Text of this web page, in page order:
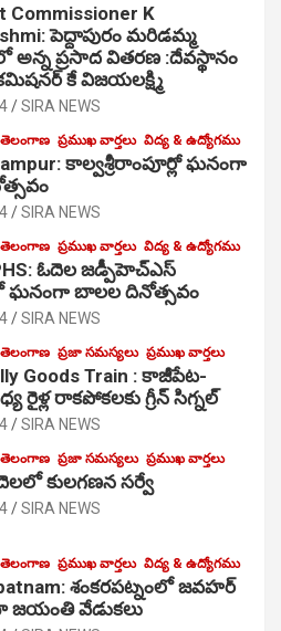
Commissioner K
పెద్దాపురం మరిడమ్మ
అన్న ప్రసాద వితరణ :దేవస్థానం
కే విజయలక్ష్మి
SIRA NEWS
తెలంగాణ ప్రముఖ వార్తలు విద్య & ఉద్యోగము
కాల్వశ్రీరాంపూర్లో ఘనంగా
SIRA NEWS
తెలంగాణ ప్రముఖ వార్తలు విద్య & ఉద్యోగము
ఓదెల జ‌డ్పీహెచ్ఎస్
బాలల దినోత్సవం
SIRA NEWS
తెలంగాణ ప్రజా సమస్యలు ప్రముఖ వార్తలు
Goods Train : కాజీపేట-
రైళ్ల రాకపోకలకు గ్రీన్ సిగ్నల్
SIRA NEWS
తెలంగాణ ప్రజా సమస్యలు ప్రముఖ వార్తలు
కులగణన సర్వే
SIRA NEWS
తెలంగాణ ప్రముఖ వార్తలు విద్య & ఉద్యోగము
శంకరపట్నంలో జవహర్
జయంతి వేడుకలు